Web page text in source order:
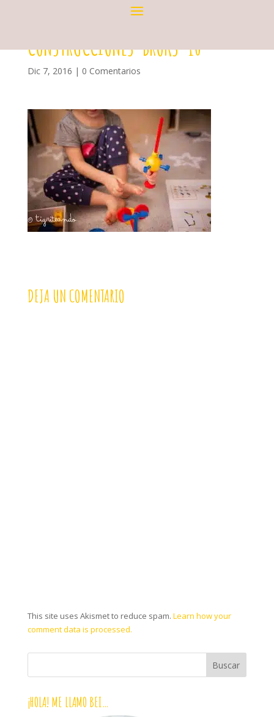
CONSTRUCCIONES-BROKS-10
Dic 7, 2016 | 0 Comentarios
DEJA UN COMENTARIO
This site uses Akismet to reduce spam. Learn how your
comment data is processed.
¡HOLA! ME LLAMO BEI…